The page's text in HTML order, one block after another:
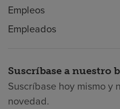
Empleos
Empleados
Suscríbase a nuestro
Suscríbase hoy mismo y
novedad.